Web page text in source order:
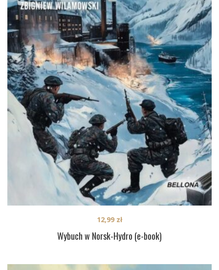
Wybuch w Norsk-Hydro (e-book)
12,99 zł